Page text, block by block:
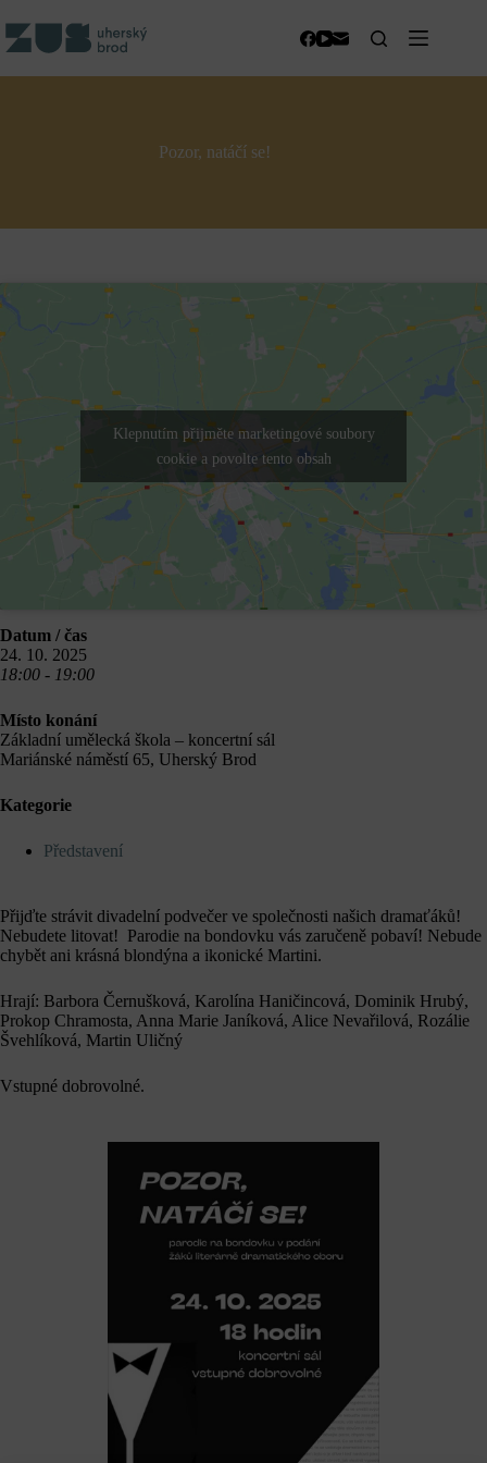
to
content
Pozor, natáčí se!
Klepnutím přijměte marketingové soubory
cookie a povolte tento obsah
Datum / čas
24. 10. 2025
18:00 - 19:00
Místo konání
Základní umělecká škola – koncertní sál
Mariánské náměstí 65, Uherský Brod
Kategorie
Představení
Přijďte strávit divadelní podvečer ve společnosti našich dramaťáků!
Nebudete litovat! Parodie na bondovku vás zaručeně pobaví! Nebude
chybět ani krásná blondýna a ikonické Martini.
Hrají: Barbora Černušková, Karolína Haničincová, Dominik Hrubý,
Prokop Chramosta, Anna Marie Janíková, Alice Nevařilová, Rozálie
Švehlíková, Martin Uličný
Vstupné dobrovolné.